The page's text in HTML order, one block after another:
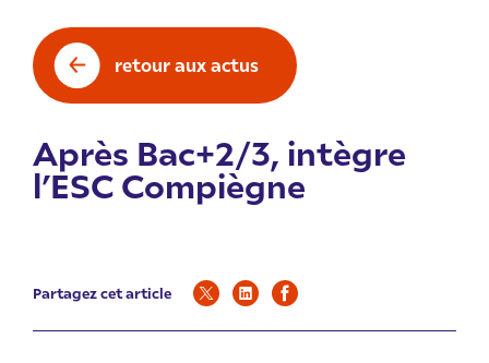
retour aux actus
Après Bac+2/3, intègre
l’ESC Compiègne
Partagez cet article